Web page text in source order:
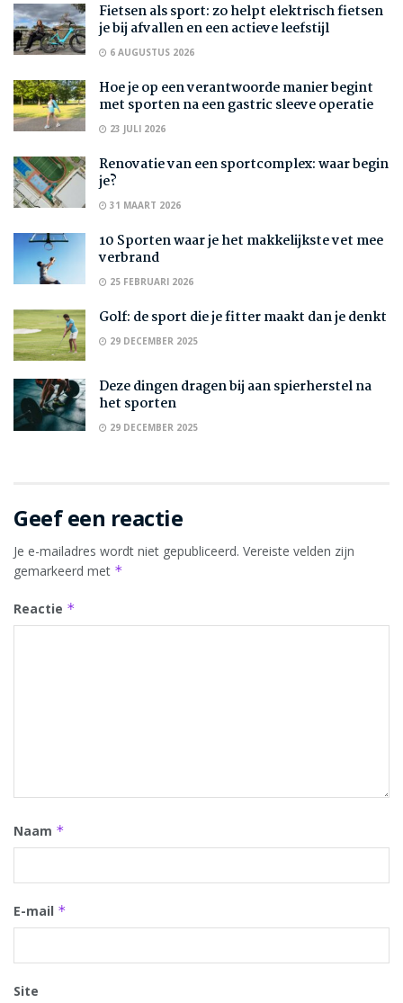
Fietsen als sport: zo helpt elektrisch fietsen
je bij afvallen en een actieve leefstijl
6 AUGUSTUS 2026
Hoe je op een verantwoorde manier begint
met sporten na een gastric sleeve operatie
23 JULI 2026
Renovatie van een sportcomplex: waar begin
je?
31 MAART 2026
10 Sporten waar je het makkelijkste vet mee
verbrand
25 FEBRUARI 2026
Golf: de sport die je fitter maakt dan je denkt
29 DECEMBER 2025
Deze dingen dragen bij aan spierherstel na
het sporten
29 DECEMBER 2025
Geef een reactie
Je e-mailadres wordt niet gepubliceerd. Vereiste velden zijn
gemarkeerd met *
Reactie *
Naam *
E-mail *
Site